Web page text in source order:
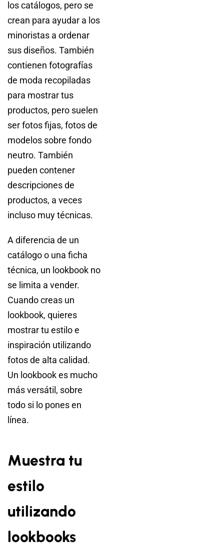
los catálogos, pero se
crean para ayudar a los
minoristas a ordenar
sus diseños. También
contienen fotografías
de moda recopiladas
para mostrar tus
productos, pero suelen
ser fotos fijas, fotos de
modelos sobre fondo
neutro. También
pueden contener
descripciones de
productos, a veces
incluso muy técnicas.
A diferencia de un
catálogo o una ficha
técnica, un lookbook no
se limita a vender.
Cuando creas un
lookbook, quieres
mostrar tu estilo e
inspiración utilizando
fotos de alta calidad.
Un lookbook es mucho
más versátil, sobre
todo si lo pones en
línea.
Muestra tu
estilo
utilizando
lookbooks